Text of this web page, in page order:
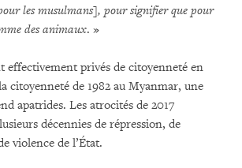
les musulmans], pour signifier que pour
des animaux. »
effectivement privés de citoyenneté en
citoyenneté de 1982 au Myanmar, une
apatrides. Les atrocités de 2017
décennies de répression, de
violence de l’État.